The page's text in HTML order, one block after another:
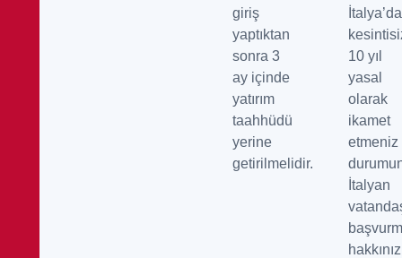
giriş
yaptıktan
sonra 3
ay içinde
yatırım
taahhüdü
yerine
getirilmelidir.
İtalya’da
10 yıl
yasal
olarak
ikamet
etmeniz
İtalyan
hakkınız